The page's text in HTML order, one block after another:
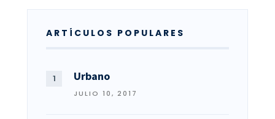
ARTÍCULOS POPULARES
Urbano
JULIO 10, 2017